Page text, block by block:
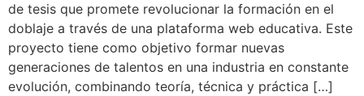
de tesis que promete revolucionar la formación en el
doblaje a través de una plataforma web educativa. Este
proyecto tiene como objetivo formar nuevas
generaciones de talentos en una industria en constante
evolución, combinando teoría, técnica y práctica […]